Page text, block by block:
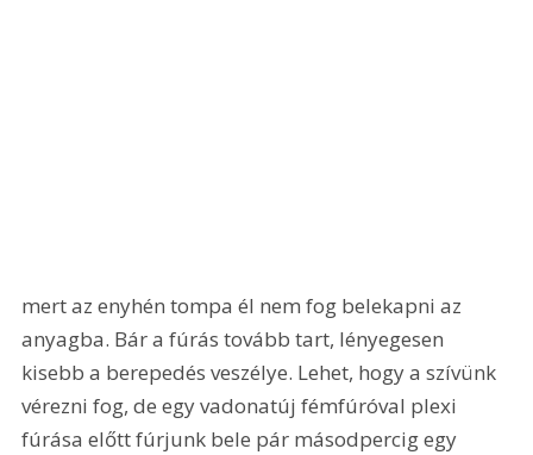
mert az enyhén tompa él nem fog belekapni az
anyagba. Bár a fúrás tovább tart, lényegesen
kisebb a berepedés veszélye. Lehet, hogy a szívünk
vérezni fog, de egy vadonatúj fémfúróval plexi
fúrása előtt fúrjunk bele pár másodpercig egy